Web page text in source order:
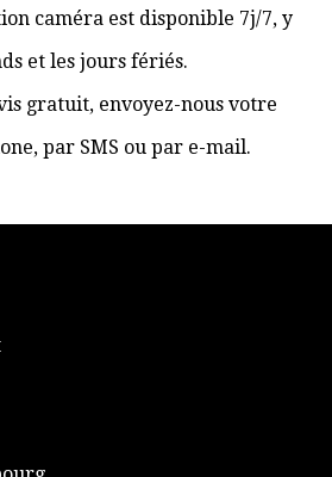
caméra est disponible 7j/7, y
et les jours fériés.
gratuit, envoyez-nous votre
par SMS ou par e-mail.